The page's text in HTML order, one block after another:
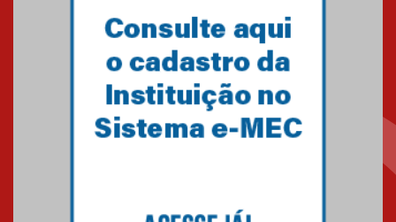
Primeiro culto do ano ressalta o
27.02.2026